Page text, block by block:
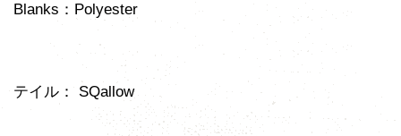
Blanks：Polyester
テイル： SQallow